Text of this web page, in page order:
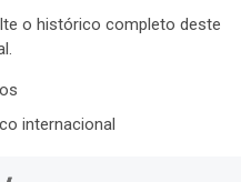
o histórico completo deste
internacional